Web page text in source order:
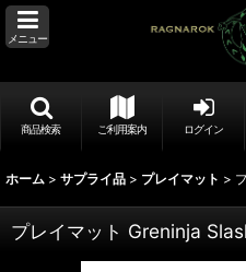
メニュー
商品検索 ご利用案内 ログイン
ホーム > サプライ品 > プレイマット >
プレイマット Greninja